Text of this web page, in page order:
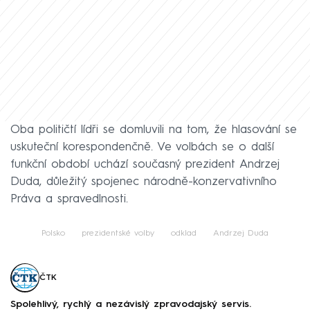
Oba političtí lídři se domluvili na tom, že hlasování se
uskuteční korespondenčně. Ve volbách se o další
funkční období uchází současný prezident Andrzej
Duda, důležitý spojenec národně-konzervativního
Práva a spravedlnosti.
Polsko prezidentské volby odklad Andrzej Duda
ČTK
Spolehlivý, rychlý a nezávislý zpravodajský servis.